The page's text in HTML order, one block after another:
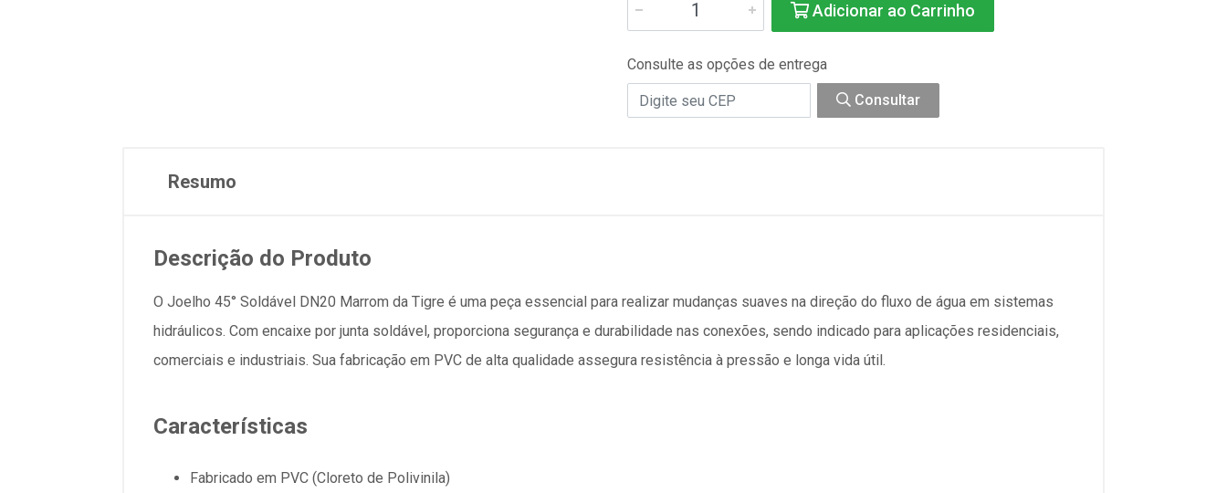
Adicionar ao Carrinho
Consulte as opções de entrega
Consultar
Resumo
Descrição do Produto
O Joelho 45° Soldável DN20 Marrom da Tigre é uma peça essencial para realizar mudanças suaves na direção do fluxo de água em sistemas
hidráulicos. Com encaixe por junta soldável, proporciona segurança e durabilidade nas conexões, sendo indicado para aplicações residenciais,
comerciais e industriais. Sua fabricação em PVC de alta qualidade assegura resistência à pressão e longa vida útil.
Características
Fabricado em PVC (Cloreto de Polivinila)